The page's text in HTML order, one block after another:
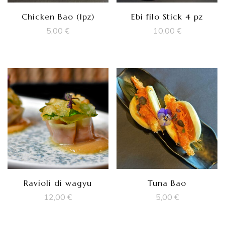
Chicken Bao (1pz)
5,00€
Ebi filo Stick 4 pz
10,00 €
Ravioli di wagyu
12,00€
Tuna Bao
5,00 €